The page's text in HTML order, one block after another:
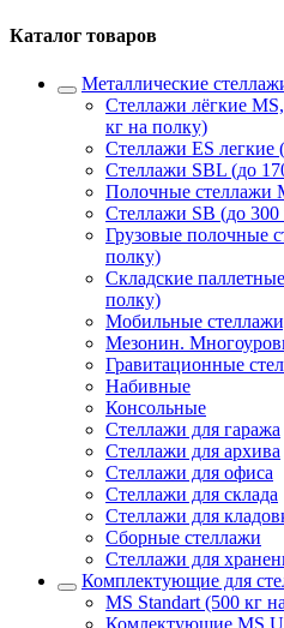
Каталог товаров
Металлические
Стеллажи лёгкие
кг на полку)
Стеллажи ES легкие
Стеллажи SBL (до
Полочные стеллажи
Стеллажи SB (до 300
Грузовые полочные
полку)
Складские
полку)
Мобильные
Мезонин.
Гравитационные
Набивные
Консольные
Стеллажи для гаража
Стеллажи для архива
Стеллажи для офиса
Стеллажи для склада
Стеллажи для
Сборные стеллажи
Стеллажи для
Комплектующие для
MS Standart (500 кг
Комлектующие MS U